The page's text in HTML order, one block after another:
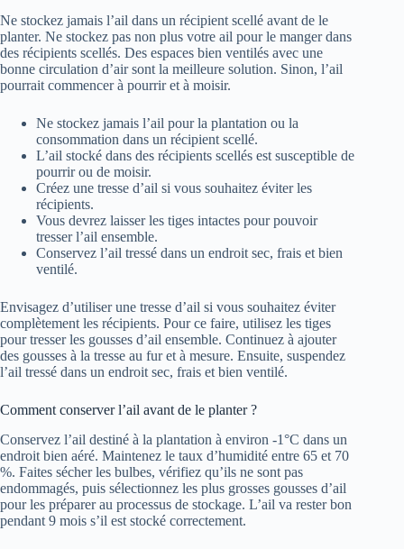
Ne stockez jamais l’ail dans un récipient scellé avant de le
planter. Ne stockez pas non plus votre ail pour le manger dans
des récipients scellés. Des espaces bien ventilés avec une
bonne circulation d’air sont la meilleure solution. Sinon, l’ail
pourrait commencer à pourrir et à moisir.
Ne stockez jamais l’ail pour la plantation ou la
consommation dans un récipient scellé.
L’ail stocké dans des récipients scellés est susceptible de
pourrir ou de moisir.
Créez une tresse d’ail si vous souhaitez éviter les
récipients.
Vous devrez laisser les tiges intactes pour pouvoir
tresser l’ail ensemble.
Conservez l’ail tressé dans un endroit sec, frais et bien
ventilé.
Envisagez d’utiliser une tresse d’ail si vous souhaitez éviter
complètement les récipients. Pour ce faire, utilisez les tiges
pour tresser les gousses d’ail ensemble. Continuez à ajouter
des gousses à la tresse au fur et à mesure. Ensuite, suspendez
l’ail tressé dans un endroit sec, frais et bien ventilé.
Comment conserver l’ail avant de le planter ?
Conservez l’ail destiné à la plantation à environ -1°C dans un
endroit bien aéré. Maintenez le taux d’humidité entre 65 et 70
%. Faites sécher les bulbes, vérifiez qu’ils ne sont pas
endommagés, puis sélectionnez les plus grosses gousses d’ail
pour les préparer au processus de stockage. L’ail va rester bon
pendant 9 mois s’il est stocké correctement.